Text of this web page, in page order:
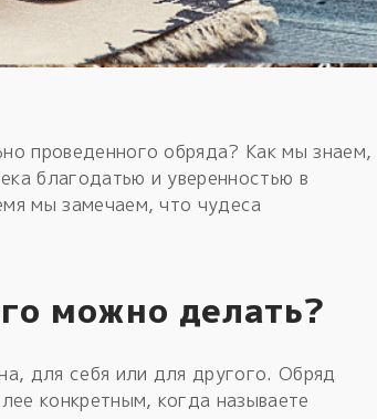
проведенного обряда? Как мы знаем,
благодатью и уверенностью в
мы замечаем, что чудеса
можно делать?
для себя или для другого. Обряд
конкретным, когда называете